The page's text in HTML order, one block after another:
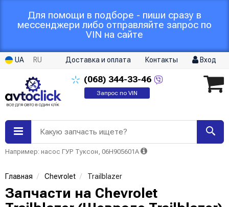
Для помощи в подборе - пиши сразу в
мессенджери либо отправляйте запрос по
VIN на сайте
UA RU Доставка и оплата Контакты Вход
(068) 344-33-46
Запрос по VIN
Какую запчасть ищете?
Например: насос ГУР Туксон, 06H905601A
Главная Chevrolet Trailblazer
Запчасти на Chevrolet